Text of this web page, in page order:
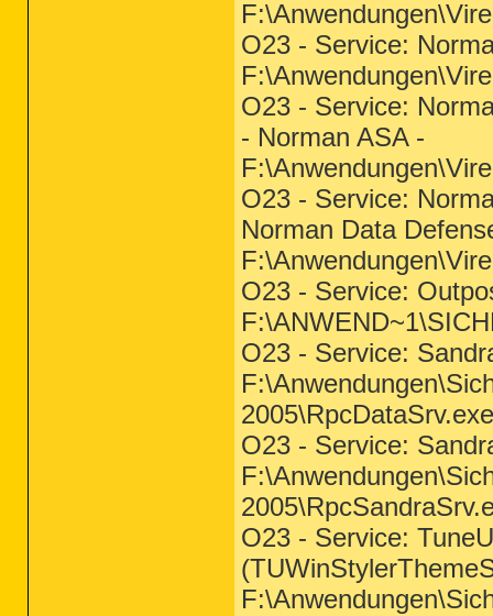
O23 - Service:
O23 - Service:
- Norman ASA -
O23 - Service:
Norman Data
O23 - Service:
O23 - Service:
2005\RpcDataSrv.exe
O23 - Service:
O23 - Service: